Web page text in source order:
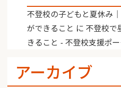
不登校の子どもと夏休み
ができること に 不登校で
きること - 不登校支援ポ
アーカイブ